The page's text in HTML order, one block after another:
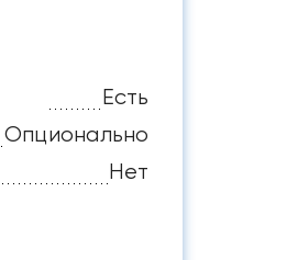
Есть
Опционально
Нет